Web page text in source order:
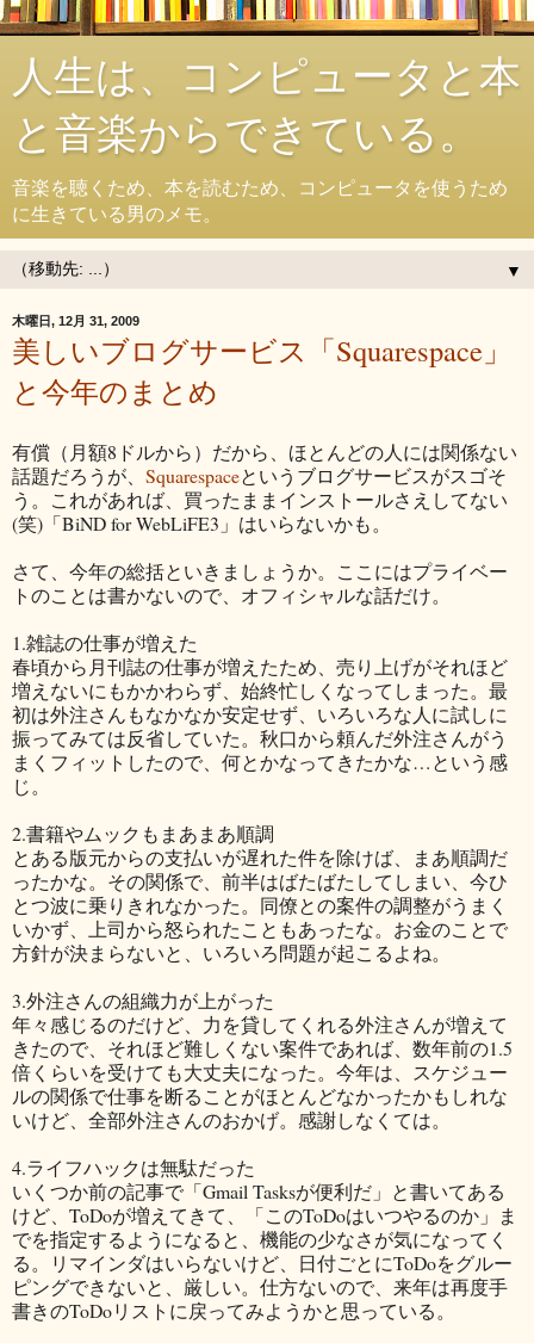
人生は、コンピュータと本
と音楽からできている。
音楽を聴くため、本を読むため、コンピュータを使うため
に生きている男のメモ。
▼
木曜日, 12月 31, 2009
美しいブログサービス「Squarespace」
と今年のまとめ
有償（月額8ドルから）だから、ほとんどの人には関係ない
話題だろうが、 Squarespaceというブログサービスがスゴそ
う。これがあれば、買ったままインストールさえしてない
(笑)「BiND for WebLiFE3」はいらないかも。
さて、今年の総括といきましょうか。ここにはプライベー
トのことは書かないので、オフィシャルな話だけ。
1.雑誌の仕事が増えた
春頃から月刊誌の仕事が増えたため、売り上げがそれほど
増えないにもかかわらず、始終忙しくなってしまった。最
初は外注さんもなかなか安定せず、いろいろな人に試しに
振ってみては反省していた。秋口から頼んだ外注さんがう
まくフィットしたので、何とかなってきたかな…という感
じ。
2.書籍やムックもまあまあ順調
とある版元からの支払いが遅れた件を除けば、まあ順調だ
ったかな。その関係で、前半はばたばたしてしまい、今ひ
とつ波に乗りきれなかった。同僚との案件の調整がうまく
いかず、上司から怒られたこともあったな。お金のことで
方針が決まらないと、いろいろ問題が起こるよね。
3.外注さんの組織力が上がった
年々感じるのだけど、力を貸してくれる外注さんが増えて
きたので、それほど難しくない案件であれば、数年前の1.5
倍くらいを受けても大丈夫になった。今年は、スケジュー
ルの関係で仕事を断ることがほとんどなかったかもしれな
いけど、全部外注さんのおかげ。感謝しなくては。
4.ライフハックは無駄だった
いくつか前の記事で「Gmail Tasksが便利だ」と書いてある
けど、ToDoが増えてきて、「このToDoはいつやるのか」ま
でを指定するようになると、機能の少なさが気になってく
る。リマインダはいらないけど、日付ごとにToDoをグルー
ピングできないと、厳しい。仕方ないので、来年は再度手
書きのToDoリストに戻ってみようかと思っている。